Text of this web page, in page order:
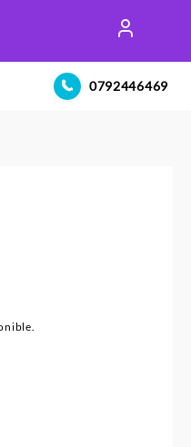
0792446469